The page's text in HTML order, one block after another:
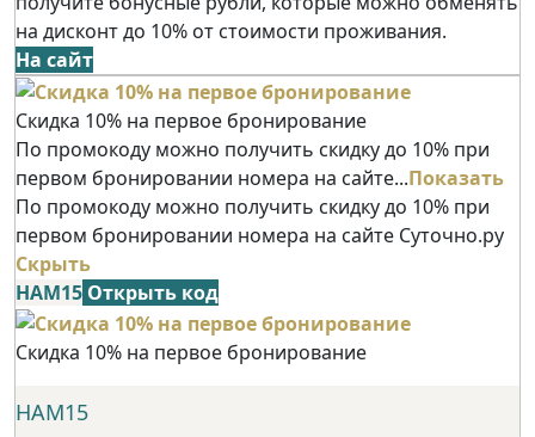
на дисконт до 10% от стоимости проживания.
На сайт
Скидка 10% на первое бронирование
По промокоду можно получить скидку до 10% при
первом бронировании номера на сайте...Показать
По промокоду можно получить скидку до 10% при
первом бронировании номера на сайте Суточно.ру
Скрыть
НАМ15 Открыть код
Скидка 10% на первое бронирование
НАМ15